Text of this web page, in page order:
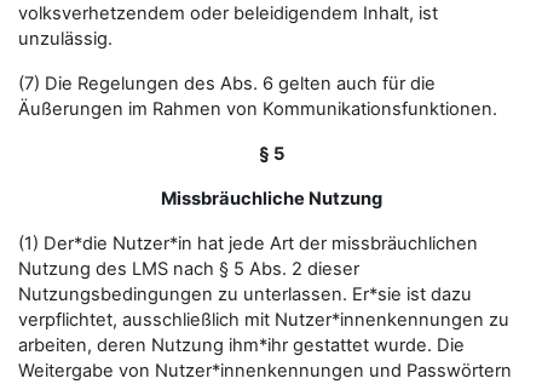
volksverhetzendem oder beleidigendem Inhalt, ist
unzulässig.
(7) Die Regelungen des Abs. 6 gelten auch für die
Äußerungen im Rahmen von Kommunikationsfunktionen.
§ 5
Missbräuchliche Nutzung
(1) Der*die Nutzer*in hat jede Art der missbräuchlichen
Nutzung des LMS nach § 5 Abs. 2 dieser
Nutzungsbedingungen zu unterlassen. Er*sie ist dazu
verpflichtet, ausschließlich mit Nutzer*innenkennungen zu
arbeiten, deren Nutzung ihm*ihr gestattet wurde. Die
Weitergabe von Nutzer*innenkennungen und Passwörtern